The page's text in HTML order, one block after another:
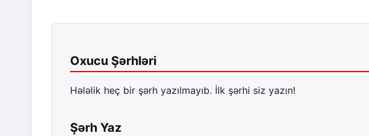
Oxucu Şərhləri
Hələlik heç bir şərh yazılmayıb. İlk şərhi siz yazın!
Şərh Yaz